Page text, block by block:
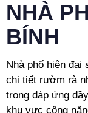
NHÀ
BÍNH
Nhà phố hiện đại
chi tiết rườm rà
trong đáp ứng
khu vực công